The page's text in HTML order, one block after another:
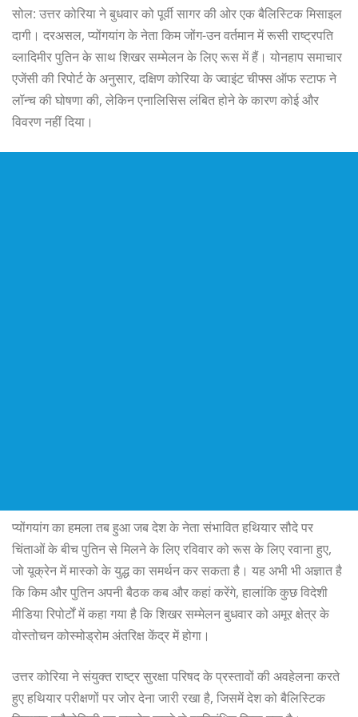
सोल: उत्तर कोरिया ने बुधवार को पूर्वी सागर की ओर एक बैलिस्टिक मिसाइल
दागी। दरअसल, प्योंगयांग के नेता किम जोंग-उन वर्तमान में रूसी राष्ट्रपति
व्लादिमीर पुतिन के साथ शिखर सम्मेलन के लिए रूस में हैं। योनहाप समाचार
एजेंसी की रिपोर्ट के अनुसार, दक्षिण कोरिया के ज्वाइंट चीफ्स ऑफ स्टाफ ने
लॉन्च की घोषणा की, लेकिन एनालिसिस लंबित होने के कारण कोई और
विवरण नहीं दिया।
प्योंगयांग का हमला तब हुआ जब देश के नेता संभावित हथियार सौदे पर
चिंताओं के बीच पुतिन से मिलने के लिए रविवार को रूस के लिए रवाना हुए,
जो यूक्रेन में मास्को के युद्ध का समर्थन कर सकता है। यह अभी भी अज्ञात है
कि किम और पुतिन अपनी बैठक कब और कहां करेंगे, हालांकि कुछ विदेशी
मीडिया रिपोर्टों में कहा गया है कि शिखर सम्मेलन बुधवार को अमूर क्षेत्र के
वोस्तोचन कोस्मोड्रोम अंतरिक्ष केंद्र में होगा।
उत्तर कोरिया ने संयुक्त राष्ट्र सुरक्षा परिषद के प्रस्तावों की अवहेलना करते
हुए हथियार परीक्षणों पर जोर देना जारी रखा है, जिसमें देश को बैलिस्टिक